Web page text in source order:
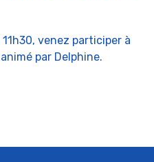
venez participer à
par Delphine.